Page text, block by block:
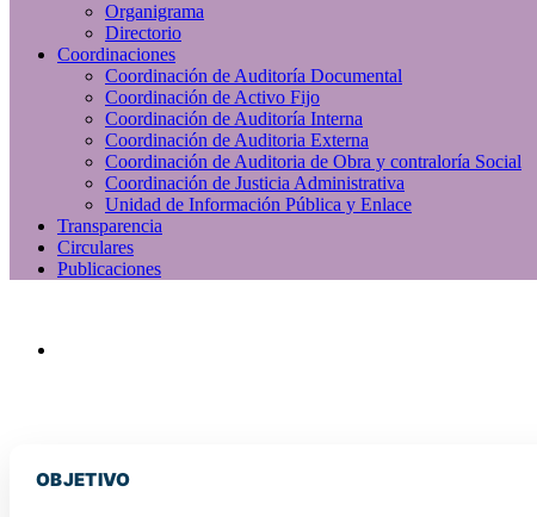
Organigrama
Directorio
Coordinaciones
Coordinación de Auditoría Documental
Coordinación de Activo Fijo
Coordinación de Auditoría Interna
Coordinación de Auditoria Externa
Coordinación de Auditoria de Obra y contraloría Social
Coordinación de Justicia Administrativa
Unidad de Información Pública y Enlace
Transparencia
Circulares
Publicaciones
OBJETIVO